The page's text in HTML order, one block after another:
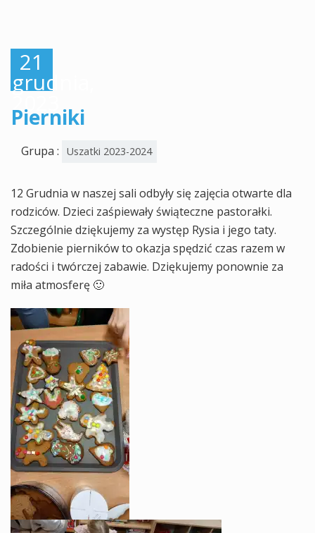
21
grudnia,
2023
Pierniki
Grupa : Uszatki 2023-2024
12 Grudnia w naszej sali odbyły się zajęcia otwarte dla
rodziców. Dzieci zaśpiewały świąteczne pastorałki.
Szczególnie dziękujemy za występ Rysia i jego taty.
Zdobienie pierników to okazja spędzić czas razem w
radości i twórczej zabawie. Dziękujemy ponownie za
miła atmosferę 🙂